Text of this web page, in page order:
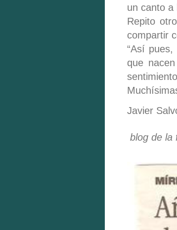
un canto a
Repito
compartir
“Así
que
Javier
blog de la